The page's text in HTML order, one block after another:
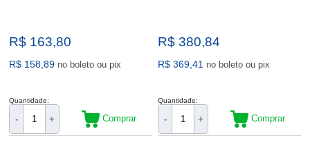
R$ 163,80
R$ 158,89 no boleto ou pix
Quantidade:
- + Comprar
R$ 380,84
R$ 369,41 no boleto ou pix
Quantidade:
- + Comprar